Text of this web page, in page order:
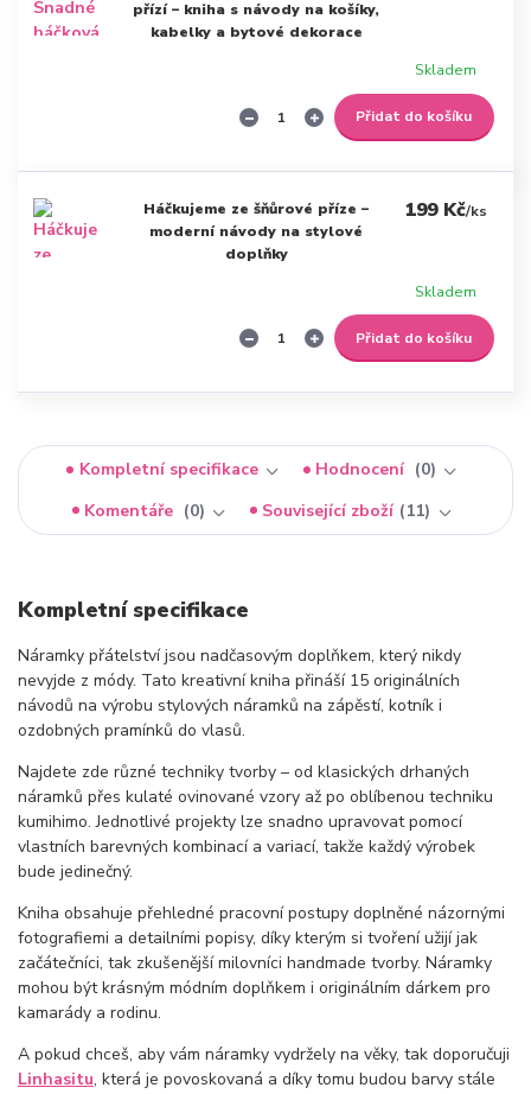
přízí – kniha s návody na košíky,
kabelky a bytové dekorace
Skladem
Přidat do košíku
Háčkujeme ze šňůrové příze –
moderní návody na stylové
doplňky
199 Kč/ks
Skladem
Přidat do košíku
Kompletní specifikace Hodnocení
0
Komentáře
0 Související zboží 11
Kompletní specifikace
Náramky přátelství jsou nadčasovým doplňkem, který nikdy
nevyjde z módy. Tato kreativní kniha přináší 15 originálních
návodů na výrobu stylových náramků na zápěstí, kotník i
ozdobných pramínků do vlasů.
Najdete zde různé techniky tvorby – od klasických drhaných
náramků přes kulaté ovinované vzory až po oblíbenou techniku
kumihimo. Jednotlivé projekty lze snadno upravovat pomocí
vlastních barevných kombinací a variací, takže každý výrobek
bude jedinečný.
Kniha obsahuje přehledné pracovní postupy doplněné názornými
fotografiemi a detailními popisy, díky kterým si tvoření užijí jak
začátečníci, tak zkušenější milovníci handmade tvorby. Náramky
mohou být krásným módním doplňkem i originálním dárkem pro
kamarády a rodinu.
A pokud chceš, aby vám náramky vydržely na věky, tak doporučuji
Linhasitu, která je povoskovaná a díky tomu budou barvy stále